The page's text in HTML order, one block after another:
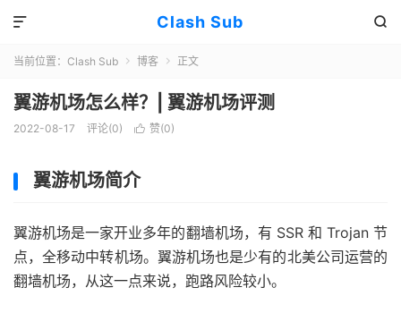
Clash Sub 

当前位置： Clash Sub  博客  正文
翼游机场怎么样？| 翼游机场评测
2022-08-17 评论(0)  赞(0)
翼游机场简介
翼游机场是一家开业多年的翻墙机场，有 SSR 和 Trojan 节
点，全移动中转机场。翼游机场也是少有的北美公司运营的
翻墙机场，从这一点来说，跑路风险较小。